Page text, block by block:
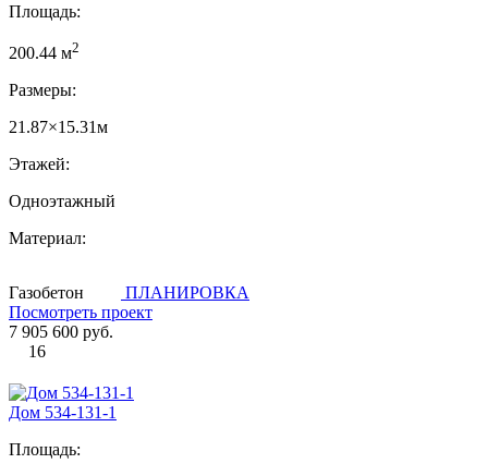
Площадь:
200.44 м2
Размеры:
21.87×15.31м
Этажей:
Одноэтажный
Материал:
Газобетон
ПЛАНИРОВКА
Посмотреть проект
7 905 600 руб.
16
Дом 534-131-1
Площадь: